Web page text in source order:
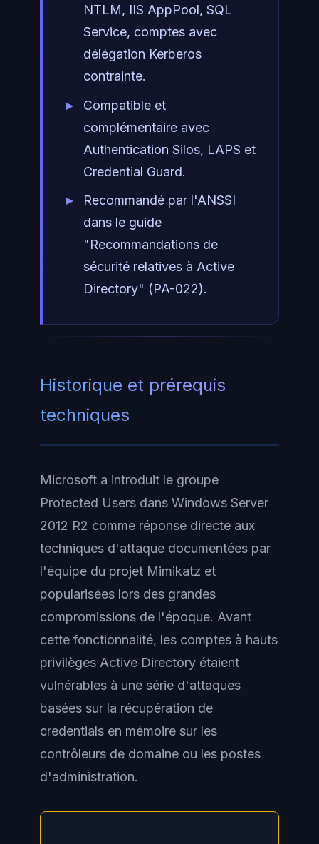
NTLM, IIS AppPool, SQL
Service, comptes avec
délégation Kerberos
contrainte.
Compatible et
complémentaire avec
Authentication Silos, LAPS et
Credential Guard.
Recommandé par l'ANSSI
dans le guide
"Recommandations de
sécurité relatives à Active
Directory" (PA-022).
Historique et prérequis
techniques
Microsoft a introduit le groupe
Protected Users dans Windows Server
2012 R2 comme réponse directe aux
techniques d'attaque documentées par
l'équipe du projet Mimikatz et
popularisées lors des grandes
compromissions de l'époque. Avant
cette fonctionnalité, les comptes à hauts
privilèges Active Directory étaient
vulnérables à une série d'attaques
basées sur la récupération de
credentials en mémoire sur les
contrôleurs de domaine ou les postes
d'administration.